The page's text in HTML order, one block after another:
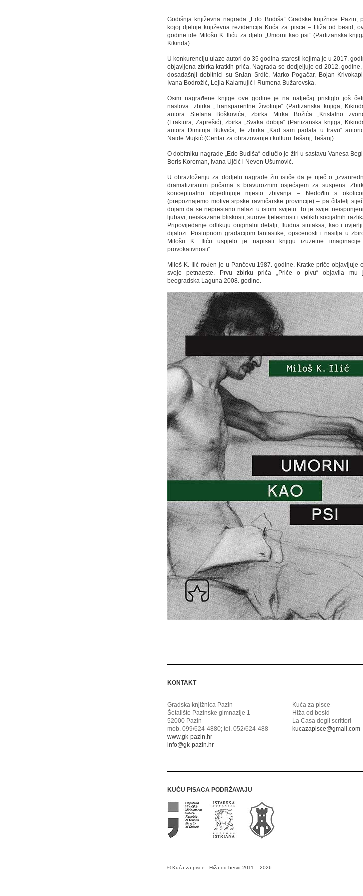
Godišnja književna nagrada „Edo Budiša“ Gradske knjižnice Pazin,
kojoj djeluje književna rezidencija Kuća za pisce – Hiža od besid,
godine ide Milošu K. Iliću za djelo „Umorni kao psi“ (Partizanska
Kikinda).
U konkurenciju ulaze autori do 35 godina starosti kojima je u 2017.
objavljena zbirka kratkih priča. Nagrada se dodjeljuje od 2012. godine,
dosadašnji dobitnici su Srđan Srdić, Marko Pogačar, Bojan
Ivana Bodrožić, Lejla Kalamujić i Rumena Bužarovska.
Osim nagrađene knjige ove godine je na natječaj pristiglo još
naslova: zbirka „Transparentne životinje“ (Partizanska knjiga,
autora Stefana Boškovića, zbirka Mirka Božića „Kristalno
(Fraktura, Zaprešić), zbirka „Svaka dobija“ (Partizanska knjiga,
autora Dimitrija Bukvića, te zbirka „Kad sam padala u travu“
Naide Mujkić (Centar za obrazovanje i kulturu Tešanj, Tešanj).
O dobitniku nagrade „Edo Budiša“ odlučio je žiri u sastavu Vanesa
Boris Koroman, Ivana Ujčić i Neven Ušumović.
U obrazloženju za dodjelu nagrade žiri ističe da je riječ o
dramatiziranim pričama s bravuroznim osjećajem za suspens.
konceptualno objedinjuje mjesto zbivanja – Nedođin s
(prepoznajemo motive srpske ravničarske provincije) – pa čitatelj
dojam da se neprestano nalazi u istom svijetu. To je svijet
ljubavi, neiskazane bliskosti, surove tjelesnosti i velikih socijalnih
Pripovijedanje odlikuju originalni detalji, fluidna sintaksa, kao i
dijalozi. Postupnom gradacijom fantastike, opscenosti i nasilja u
Milošu K. Iliću uspjelo je napisati knjigu izuzetne
provokativnosti“.
Miloš K. Ilić rođen je u Pančevu 1987. godine. Kratke priče objavljuje
svoje petnaeste. Prvu zbirku priča „Priče o pivu“ objavila mu
beogradska Laguna 2008. godine.
KONTAKT
Gradska knjižnica Pazin
Šetalište Pazinske gimnazije 1
52000 Pazin
mob. 099/624-4880; tel. 052/624-488
www.gk-pazin.hr
info@gk-pazin.hr
Kuća za pisce
Hiža od besid
La Casa degli scrittori
kucazapisce@gmail.com
KUĆU PISACA PODRŽAVAJU
© Kuća za pisce - Hiža od besid 2011. - 2026.